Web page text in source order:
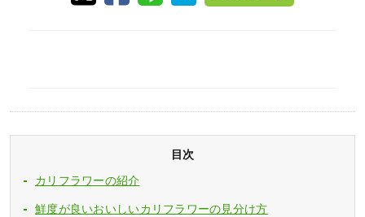
目次
カリフラワーの紹介
鮮度が良いおいしいカリフラワーの見分け方